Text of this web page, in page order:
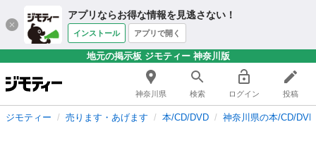
アプリならお得な情報を見逃さない！
インストール アプリで開く
地元の掲示板 ジモティー 神奈川版
神奈川県 検索 ログイン 投稿
ジモティー 売ります・あげます 本/CD/DVD 神奈川県の本/CD/DVD